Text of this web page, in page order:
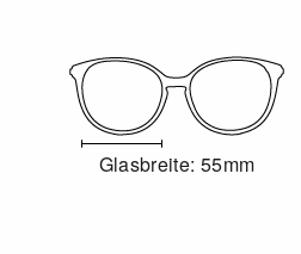
Glasbreite: 55mm